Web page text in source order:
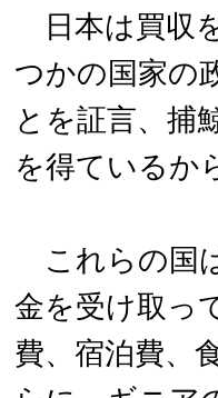
日本は買収
つかの国家の
とを証言、捕
を得ているか
これらの国
金を受け取っ
費、宿泊費、